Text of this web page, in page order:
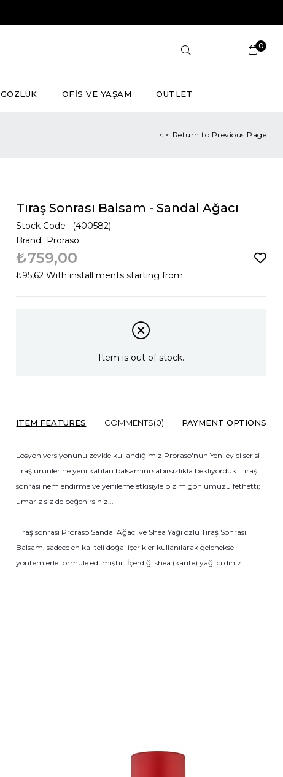
0
GÖZLÜK OFİS VE YAŞAM OUTLET
< < Return to Previous Page
Tıraş Sonrası Balsam - Sandal Ağacı
Stock Code
(400582)
Brand : Proraso
₺759,00
₺95,62 With install ments starting from
Item is out of stock.
ITEM FEATURES COMMENTS(0) PAYMENT OPTIONS
Losyon versiyonunu zevkle kullandığımız Proraso'nun Yenileyici serisi
tıraş ürünlerine yeni katılan balsamını sabırsızlıkla bekliyorduk. Tıraş
sonrası nemlendirme ve yenileme etkisiyle bizim gönlümüzü fethetti;
umarız siz de beğenirsiniz...
Tıraş sonrası Proraso Sandal Ağacı ve Shea Yağı özlü Tıraş Sonrası
Balsam, sadece en kaliteli doğal içerikler kullanılarak geleneksel
yöntemlerle formüle edilmiştir. İçerdiği shea (karite) yağı cildinizi